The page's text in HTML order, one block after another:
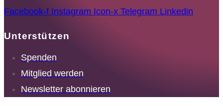
Facebook-f Instagram Icon-x Telegram Linkedin
Unterstützen
Spenden
Mitglied werden
Newsletter abonnieren